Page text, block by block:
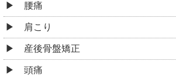
腰痛
肩こり
産後骨盤矯正
頭痛